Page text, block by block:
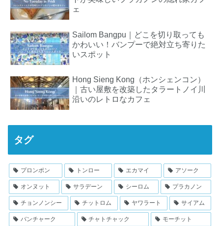
ェ
Sailom Bangpu｜どこを切り取っても
かわいい！バンプーで絶対立ち寄りた
いスポット
Hong Sieng Kong（ホンシェンコン）
｜古い屋敷を改築したタラートノイ川
沿いのレトロなカフェ
タグ
プロンポン トンロー エカマイ アソーク
オンヌット サラデーン シーロム プラカノン
チョンノンシー チットロム ヤワラート サイアム
バンチャーク チャトチャック モーチット